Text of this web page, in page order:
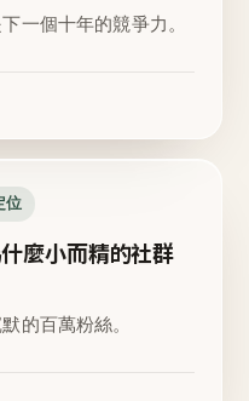
一個十年的競爭力。
位
麼小而精的社群
的百萬粉絲。